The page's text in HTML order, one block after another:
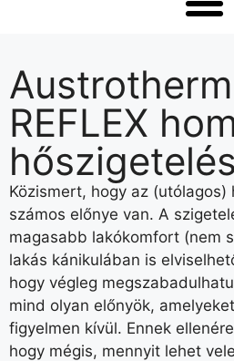
REFLEX
hőszigetelés
Közismert, hogy az (utólagos)
számos előnye van. A
magasabb lakókomfort (nem
lakás kánikulában is
hogy végleg
mind olyan előnyök,
figyelmen kívül. Ennek
hogy mégis, mennyit lehet